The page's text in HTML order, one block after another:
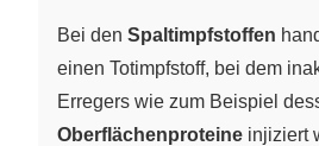
Bei den Spaltimpfstoffen
einen Totimpfstoff, bei dem
Erregers wie zum Beispiel
Oberflächenproteine injiziert